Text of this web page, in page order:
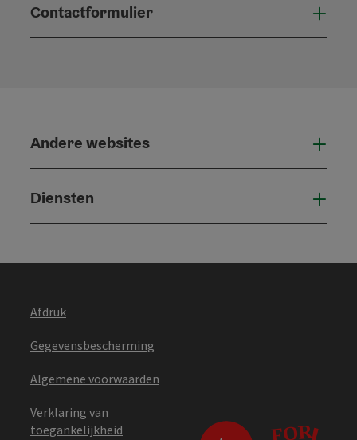
Contactformulier
Andere websites
Diensten
Afdruk
Gegevensbescherming
Algemene voorwaarden
Verklaring van
toegankelijkheid